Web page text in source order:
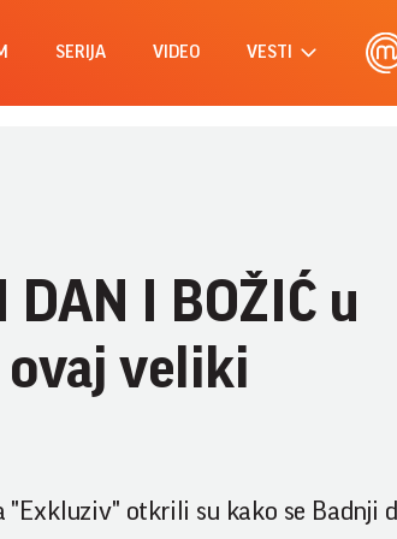
SERIJA VIDEO VESTI
I BOŽIĆ u
ovaj veliki
"Exkluziv" otkrili su kako se Badnji